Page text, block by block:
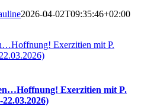
2026-04-02T09:35:46+02:00
Exerzitien mit P.
Exerzitien mit P.